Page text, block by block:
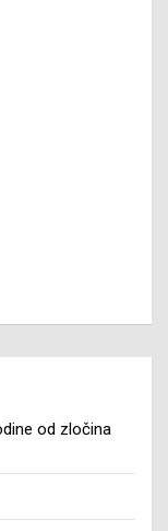
od zločina